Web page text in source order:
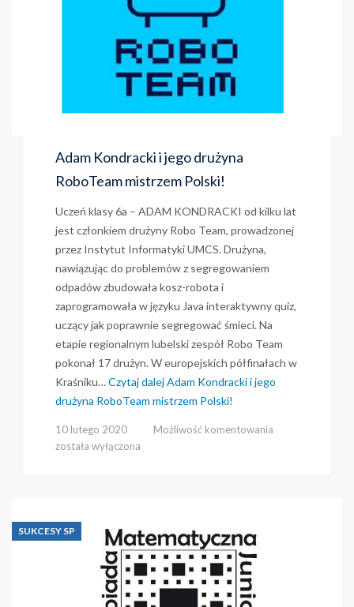
Adam Kondracki i jego drużyna
RoboTeam mistrzem Polski!
Uczeń klasy 6a – ADAM KONDRACKI od kilku lat
jest członkiem drużyny Robo Team, prowadzonej
przez Instytut Informatyki UMCS. Drużyna,
nawiązując do problemów z segregowaniem
odpadów zbudowała kosz-robota i
zaprogramowała w języku Java interaktywny quiz,
uczący jak poprawnie segregować śmieci. Na
etapie regionalnym lubelski zespół Robo Team
pokonał 17 drużyn. W europejskich półfinałach w
Kraśniku…Czytaj dalejAdam Kondracki i jego
drużyna RoboTeam mistrzem Polski!
10 lutego 2020 Możliwość komentowania
została wyłączona
SUKCESY SP